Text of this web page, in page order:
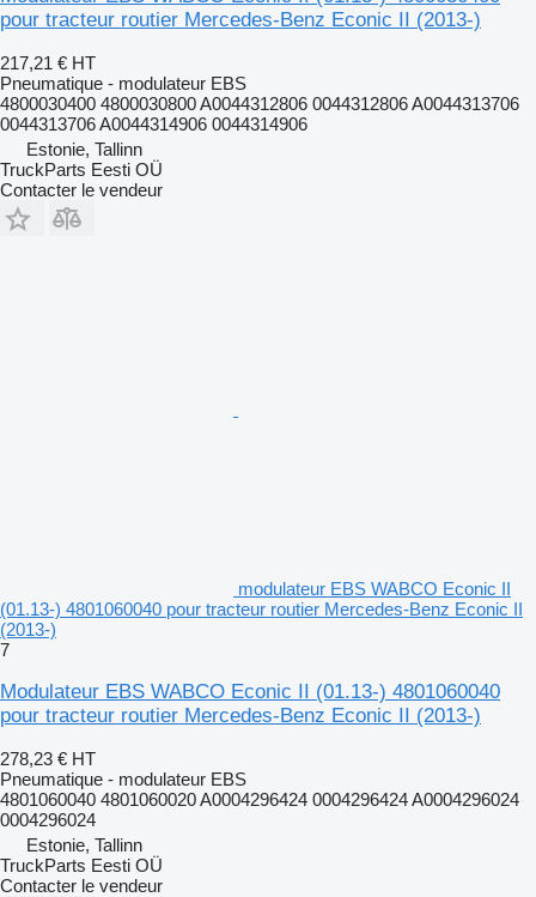
pour tracteur routier Mercedes-Benz Econic II (2013-)
217,21 € HT
Pneumatique - modulateur EBS
4800030400 4800030800 A0044312806 0044312806 A0044313706
0044313706 A0044314906 0044314906
Estonie, Tallinn
TruckParts Eesti OÜ
Contacter le vendeur
modulateur EBS WABCO Econic II
(01.13-) 4801060040 pour tracteur routier Mercedes-Benz Econic II
(2013-)
7
Modulateur EBS WABCO Econic II (01.13-) 4801060040
pour tracteur routier Mercedes-Benz Econic II (2013-)
278,23 € HT
Pneumatique - modulateur EBS
4801060040 4801060020 A0004296424 0004296424 A0004296024
0004296024
Estonie, Tallinn
TruckParts Eesti OÜ
Contacter le vendeur